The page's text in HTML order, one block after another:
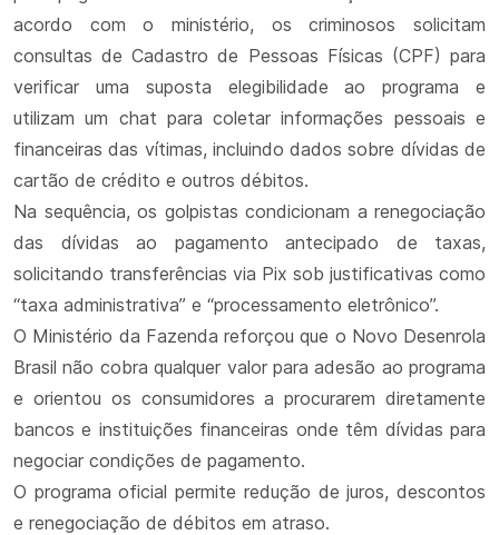
acordo com o ministério, os criminosos solicitam
consultas de Cadastro de Pessoas Físicas (CPF) para
verificar uma suposta elegibilidade ao programa e
utilizam um chat para coletar informações pessoais e
financeiras das vítimas, incluindo dados sobre dívidas de
cartão de crédito e outros débitos.
Na sequência, os golpistas condicionam a renegociação
das dívidas ao pagamento antecipado de taxas,
solicitando transferências via Pix sob justificativas como
“taxa administrativa” e “processamento eletrônico”.
O Ministério da Fazenda reforçou que o Novo Desenrola
Brasil não cobra qualquer valor para adesão ao programa
e orientou os consumidores a procurarem diretamente
bancos e instituições financeiras onde têm dívidas para
negociar condições de pagamento.
O programa oficial permite redução de juros, descontos
e renegociação de débitos em atraso.